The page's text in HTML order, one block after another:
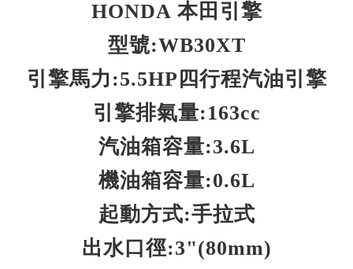
o
HONDA 本田引擎
型號:WB30XT
引擎馬力:5.5HP四行程汽油引擎
引擎排氣量:163cc
汽油箱容量:3.6L
機油箱容量:0.6L
起動方式:手拉式
出水口徑:3"(80mm)